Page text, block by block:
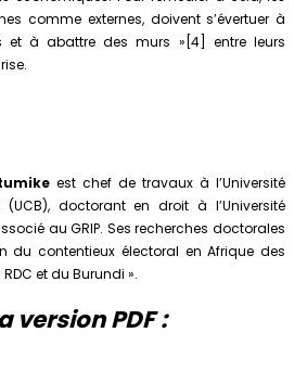
comme externes, doivent s’évertuer à
et à abattre des murs »[4] entre leurs
est chef de travaux à l’Université
doctorant en droit à l’Université
au GRIP. Ses recherches doctorales
du contentieux électoral en Afrique des
et du Burundi ».
version PDF :